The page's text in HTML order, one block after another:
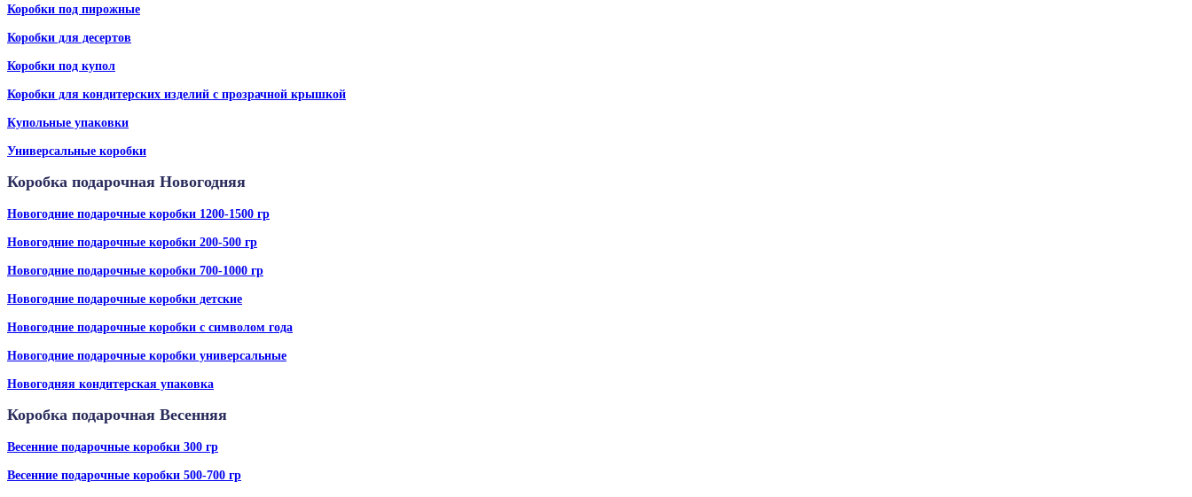
Коробки под пирожные
Коробки для десертов
Коробки под купол
Коробки для кондитерских изделий с прозрачной крышкой
Купольные упаковки
Универсальные коробки
Коробка подарочная Новогодняя
Новогодние подарочные коробки 1200-1500 гр
Новогодние подарочные коробки 200-500 гр
Новогодние подарочные коробки 700-1000 гр
Новогодние подарочные коробки детские
Новогодние подарочные коробки с символом года
Новогодние подарочные коробки универсальные
Новогодняя кондитерская упаковка
Коробка подарочная Весенняя
Весенние подарочные коробки 300 гр
Весенние подарочные коробки 500-700 гр